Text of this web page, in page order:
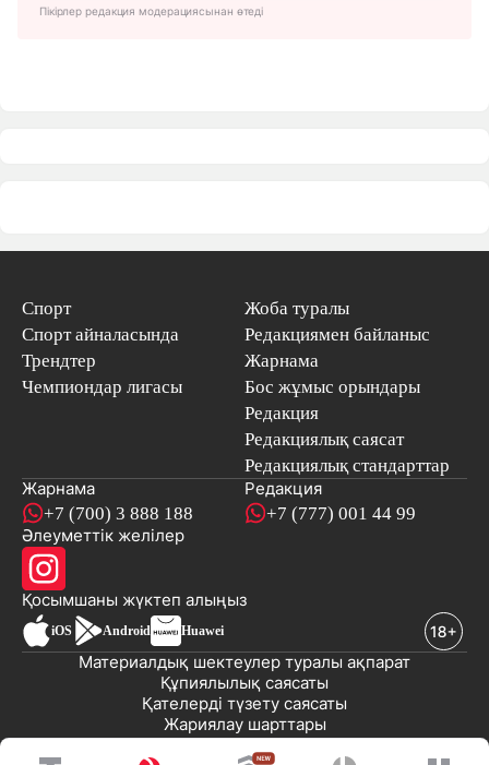
Пікірлер редакция модерациясынан өтеді
Спорт
Спорт айналасында
Трендтер
Чемпиондар лигасы
Жоба туралы
Редакциямен байланыс
Жарнама
Бос жұмыс орындары
Редакция
Редакциялық саясат
Редакциялық стандарттар
Жарнама
+7 (700) 3 888 188
Редакция
+7 (777) 001 44 99
Әлеуметтік желілер
Қосымшаны жүктеп алыңыз
iOS Android Huawei
Жариялау шарттары
Қателерді түзету саясаты
Құпиялылық саясаты
Материалдық шектеулер туралы ақпарат